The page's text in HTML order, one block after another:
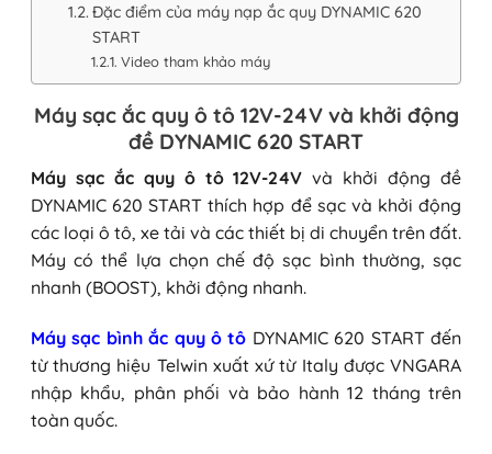
Đặc điểm của máy nạp ắc quy DYNAMIC 620
START
Video tham khảo máy
Máy sạc ắc quy ô tô 12V-24V và khởi động
đề DYNAMIC 620 START
Máy sạc ắc quy ô tô 12V-24V và khởi động đề
DYNAMIC 620 START thích hợp để sạc và khởi động
các loại ô tô, xe tải và các thiết bị di chuyển trên đất.
Máy có thể lựa chọn chế độ sạc bình thường, sạc
nhanh (BOOST), khởi động nhanh.
Máy sạc bình ắc quy ô tô DYNAMIC 620 START đến
từ thương hiệu Telwin xuất xứ từ Italy được VNGARA
nhập khẩu, phân phối và bảo hành 12 tháng trên
toàn quốc.